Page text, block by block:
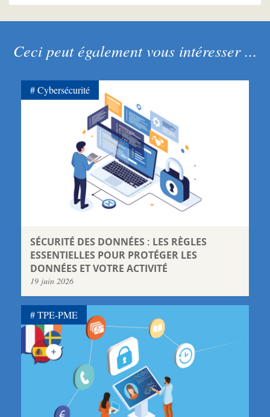
Ceci peut également vous intéresser ...
SÉCURITÉ DES DONNÉES : LES RÈGLES
ESSENTIELLES POUR PROTÉGER LES
DONNÉES ET VOTRE ACTIVITÉ
19 juin 2026
Cybersécurité
TPE-PME